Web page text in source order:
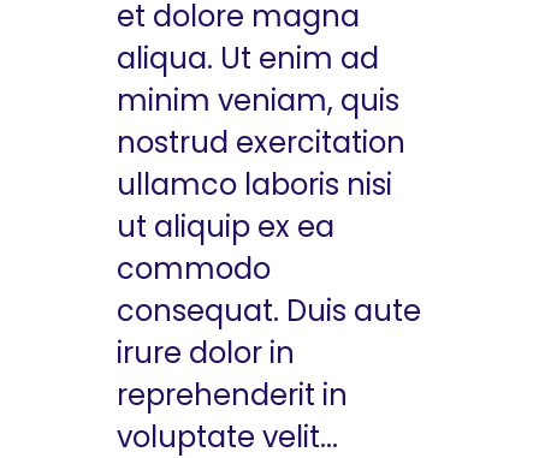
et dolore magna
aliqua. Ut enim ad
minim veniam, quis
nostrud exercitation
ullamco laboris nisi
ut aliquip ex ea
commodo
consequat. Duis aute
irure dolor in
reprehenderit in
voluptate velit...